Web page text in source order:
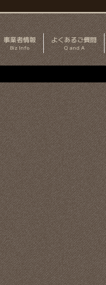
事業者情報
Biz Info
よくあるご質問
Q and A